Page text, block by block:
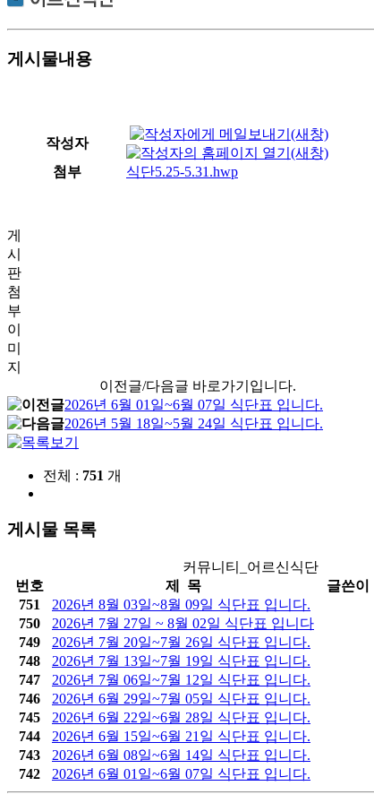
게시물내용
작성자
첨부
식단5.25-5.31.hwp
게
시
판
첨
부
이
미
지
이전글/다음글 바로가기입니다.
2026년 6월 01일~6월 07일 식단표 입니다.
2026년 5월 18일~5월 24일 식단표 입니다.
전체 : 751 개
게시물 목록
커뮤니티_어르신식단
번호
제 목 글쓴이
751
2026년 8월 03일~8월 09일 식단표 입니다.
750
2026년 7월 27일 ~ 8월 02일 식단표 입니다
749
2026년 7월 20일~7월 26일 식단표 입니다.
748
2026년 7월 13일~7월 19일 식단표 입니다.
747
2026년 7월 06일~7월 12일 식단표 입니다.
746
2026년 6월 29일~7월 05일 식단표 입니다.
745
2026년 6월 22일~6월 28일 식단표 입니다.
744
2026년 6월 15일~6월 21일 식단표 입니다.
743
2026년 6월 08일~6월 14일 식단표 입니다.
742
2026년 6월 01일~6월 07일 식단표 입니다.